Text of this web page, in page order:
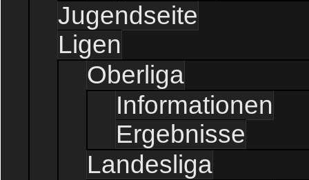
Jugendseite
Ligen
Oberliga
Informationen
Ergebnisse
Landesliga